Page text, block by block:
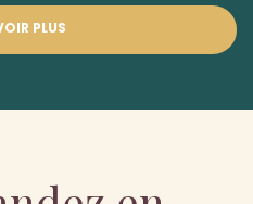
PLUS